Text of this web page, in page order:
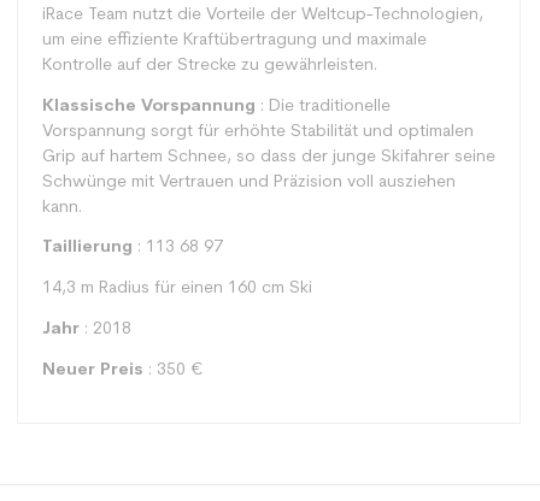
iRace Team nutzt die Vorteile der Weltcup-Technologien,
um eine effiziente Kraftübertragung und maximale
Kontrolle auf der Strecke zu gewährleisten.
Klassische Vorspannung : Die traditionelle
Vorspannung sorgt für erhöhte Stabilität und optimalen
Grip auf hartem Schnee, so dass der junge Skifahrer seine
Schwünge mit Vertrauen und Präzision voll ausziehen
kann.
Taillierung : 113 68 97
14,3 m Radius für einen 160 cm Ski
Jahr : 2018
Neuer Preis : 350 €